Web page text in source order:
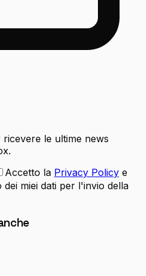
le ultime news
Accetto la Privacy Policy e
miei dati per l'invio della